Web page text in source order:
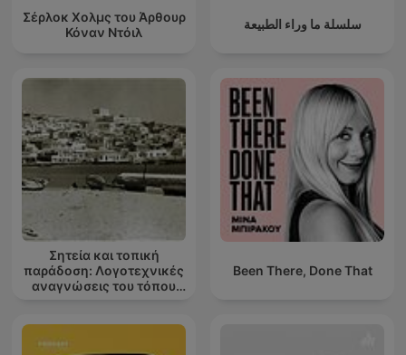
Σέρλοκ Χολμς του Άρθουρ
Κόναν Ντόιλ
سلسلة ما وراء الطبيعة
Σητεία και τοπική
παράδοση: Λογοτεχνικές
αναγνώσεις του τόπου
Been There, Done That